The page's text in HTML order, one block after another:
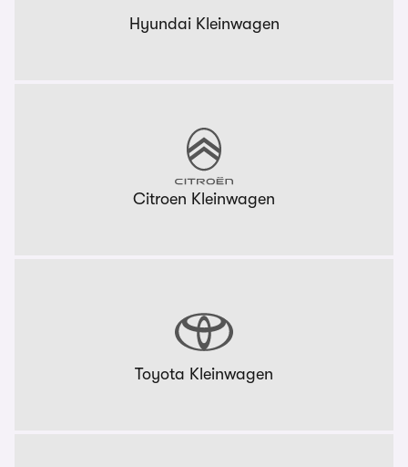
Hyundai Kleinwagen
Citroen Kleinwagen
Toyota Kleinwagen